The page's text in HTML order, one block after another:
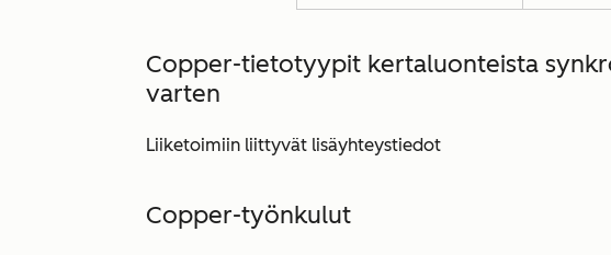
Copper-tietotyypit kertaluonteista
varten
Liiketoimiin liittyvät lisäyhteystiedot
Copper-työnkulut